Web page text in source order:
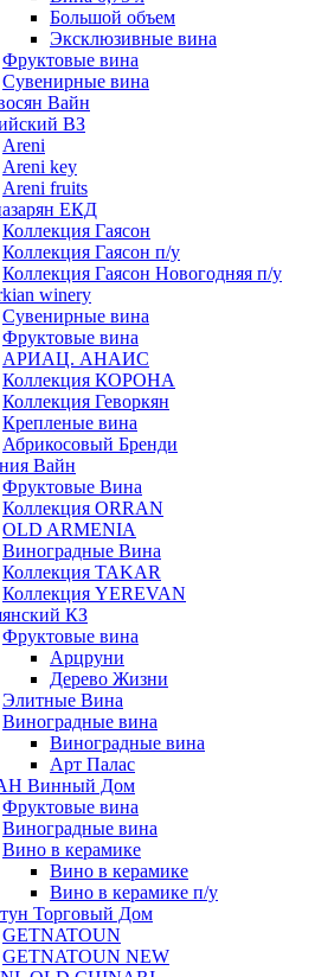
Большой объем
Эксклюзивные вина
Фруктовые вина
Cувенирные вина
Вайн
ВЗ
Areni
Areni key
Areni fruits
ЕКД
Коллекция Гаясон
Коллекция Гаясон п/у
Коллекция Гаясон Новогодняя п/у
winery
Сувенирные вина
Фруктовые вина
АРИАЦ. АНАИС
Коллекция КОРОНА
Коллекция Геворкян
Крепленые вина
Абрикосовый Бренди
Вайн
Фруктовые Вина
Коллекция ORRAN
OLD ARMENIA
Виноградные Вина
Коллекция TAKAR
Коллекция YEREVAN
КЗ
Фруктовые вина
Арцруни
Дерево Жизни
Элитные Вина
Виноградные вина
Виноградные вина
Арт Палас
Винный Дом
Фруктовые вина
Виноградные вина
Вино в керамике
Вино в керамике
Вино в керамике п/у
Торговый Дом
GETNATOUN
GETNATOUN NEW